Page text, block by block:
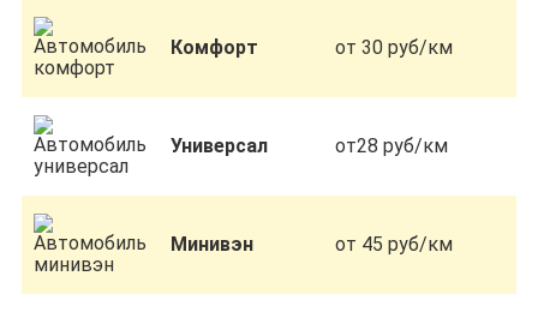
Комфорт от 30 руб/км
Универсал от28 руб/км
Минивэн от 45 руб/км